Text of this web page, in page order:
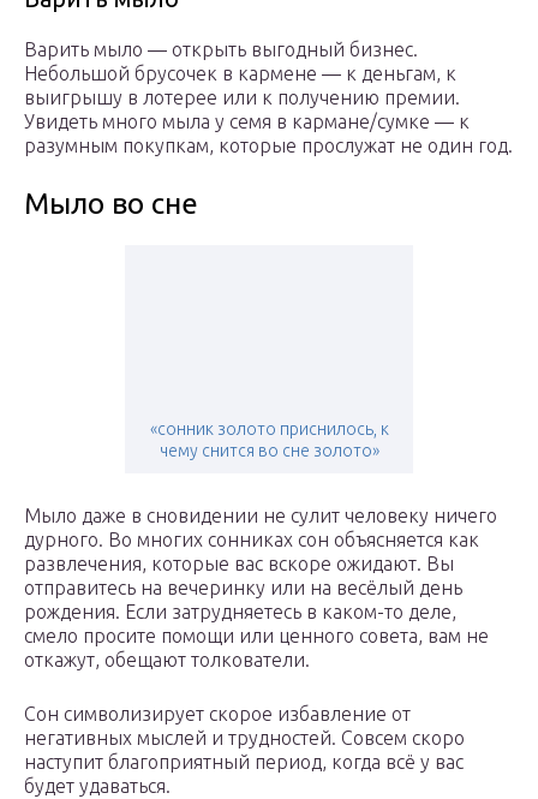
Варить мыло — открыть выгодный бизнес.
Небольшой брусочек в кармене — к деньгам, к
выигрышу в лотерее или к получению премии.
Увидеть много мыла у семя в кармане/сумке — к
разумным покупкам, которые прослужат не один год.
Мыло во сне
«сонник золото приснилось, к
чему снится во сне золото»
Мыло даже в сновидении не сулит человеку ничего
дурного. Во многих сонниках сон объясняется как
развлечения, которые вас вскоре ожидают. Вы
отправитесь на вечеринку или на весёлый день
рождения. Если затрудняетесь в каком-то деле,
смело просите помощи или ценного совета, вам не
откажут, обещают толкователи.
Сон символизирует скорое избавление от
негативных мыслей и трудностей. Совсем скоро
наступит благоприятный период, когда всё у вас
будет удаваться.